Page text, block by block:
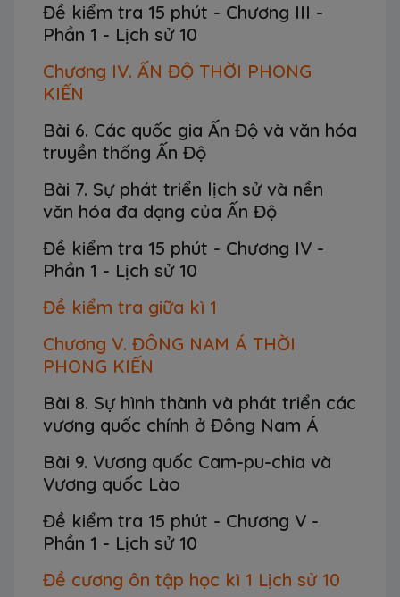
Đề kiểm tra 15 phút - Chương III -
Phần 1 - Lịch sử 10
Chương IV. ẤN ĐỘ THỜI PHONG
KIẾN
Bài 6. Các quốc gia Ấn Độ và văn hóa
truyền thống Ấn Độ
Bài 7. Sự phát triển lịch sử và nền
văn hóa đa dạng của Ấn Độ
Đề kiểm tra 15 phút - Chương IV -
Phần 1 - Lịch sử 10
Đề kiểm tra giữa kì 1
Chương V. ĐÔNG NAM Á THỜI
PHONG KIẾN
Bài 8. Sự hình thành và phát triển các
vương quốc chính ở Đông Nam Á
Bài 9. Vương quốc Cam-pu-chia và
Vương quốc Lào
Đề kiểm tra 15 phút - Chương V -
Phần 1 - Lịch sử 10
Đề cương ôn tập học kì 1 Lịch sử 10